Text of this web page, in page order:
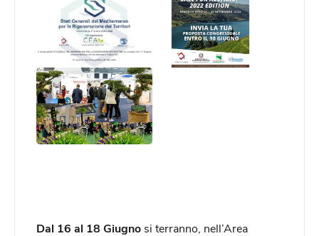
Dal 16 al 18 Giugno si terranno, nell’Area